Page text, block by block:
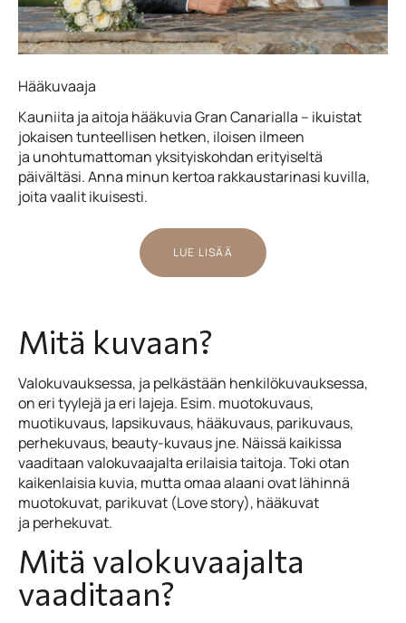
Hääkuvaaja
Kauniita ja aitoja hääkuvia Gran Canarialla – ikuistat
jokaisen tunteellisen hetken, iloisen ilmeen
ja unohtumattoman yksityiskohdan erityiseltä
päivältäsi. Anna minun kertoa rakkaustarinasi kuvilla,
joita vaalit ikuisesti.
LUE LISÄÄ
Mitä kuvaan?
Valokuvauksessa, ja pelkästään henkilökuvauksessa,
on eri tyylejä ja eri lajeja. Esim. muotokuvaus,
muotikuvaus, lapsikuvaus, hääkuvaus, parikuvaus,
perhekuvaus, beauty-kuvaus jne. Näissä kaikissa
vaaditaan valokuvaajalta erilaisia taitoja. Toki otan
kaikenlaisia kuvia, mutta omaa alaani ovat lähinnä
muotokuvat, parikuvat (Love story), hääkuvat
ja perhekuvat.
Mitä valokuvaajalta
vaaditaan?